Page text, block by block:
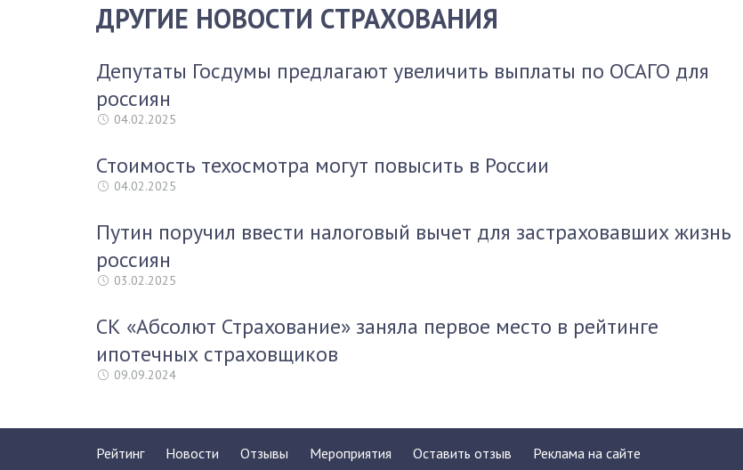
ДРУГИЕ НОВОСТИ СТРАХОВАНИЯ
Депутаты Госдумы предлагают увеличить выплаты по ОСАГО для
россиян
04.02.2025
Стоимость техосмотра могут повысить в России
04.02.2025
Путин поручил ввести налоговый вычет для застраховавших жизнь
россиян
03.02.2025
СК «Абсолют Страхование» заняла первое место в рейтинге
ипотечных страховщиков
09.09.2024
Рейтинг Новости Отзывы Мероприятия Оставить отзыв Реклама на сайте